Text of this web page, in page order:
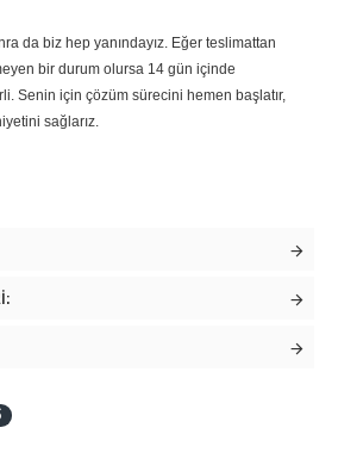
da biz hep yanındayız. Eğer teslimattan
bir durum olursa 14 gün içinde
Senin için çözüm sürecini hemen başlatır,
sağlarız.